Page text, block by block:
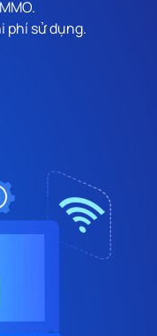
phí sử dụng.